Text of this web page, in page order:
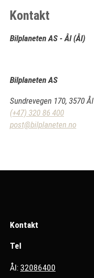
Kontakt
Bilplaneten AS - Ål (Ål)
Bilplaneten AS
Sundrevegen 170, 3570 Ål
(+47) 320 86 400
post@bilplaneten.no
Kontakt
Tel
Ål: 32086400